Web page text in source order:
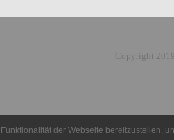
Copyright
der Webseite bereitzustellen,